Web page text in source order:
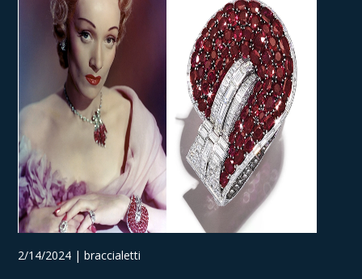
2/14/2024 | braccialetti